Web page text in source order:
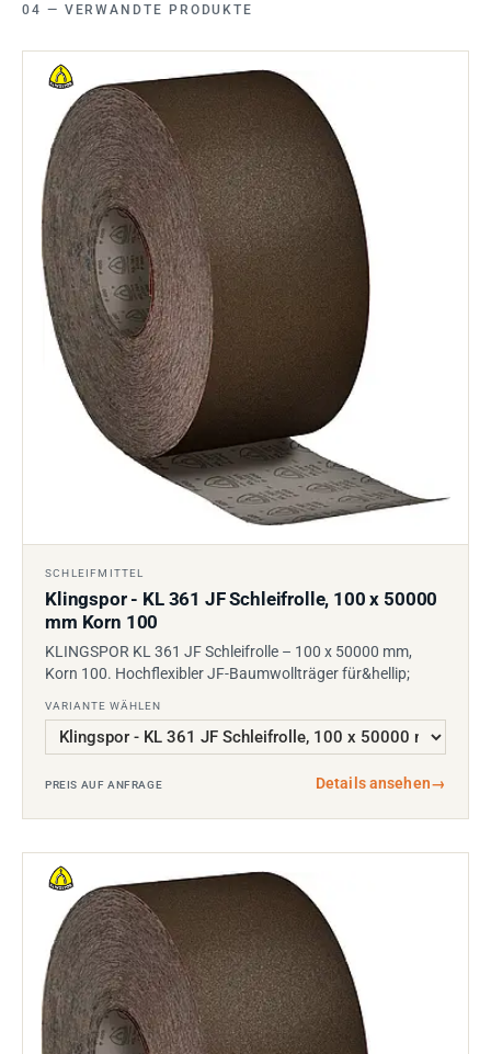
VERWANDTE PRODUKTE
SCHLEIFMITTEL
Klingspor - KL 361 JF Schleifrolle, 100 x 50000
mm Korn 100
KLINGSPOR KL 361 JF Schleifrolle – 100 x 50000 mm,
Korn 100. Hochflexibler JF-Baumwollträger für&hellip;
VARIANTE WÄHLEN
PREIS AUF ANFRAGE Details ansehen→